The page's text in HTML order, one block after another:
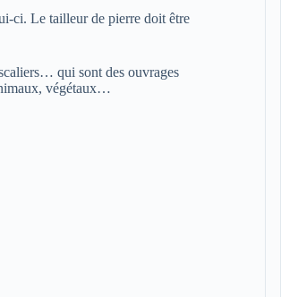
ci. Le tailleur de pierre doit être
qui sont des ouvrages
végétaux…